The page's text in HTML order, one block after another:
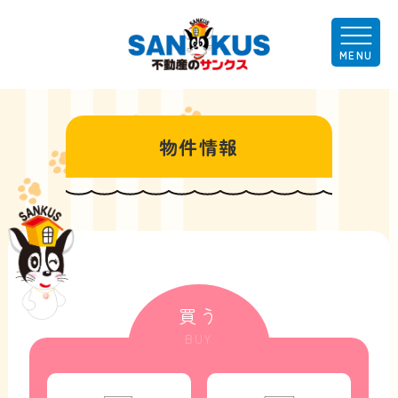
物件情報
買う
BUY